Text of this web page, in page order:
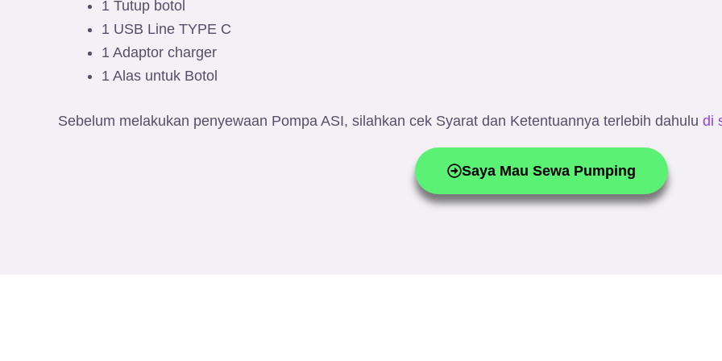
1 Tutup botol
1 USB Line TYPE C
1 Adaptor charger
1 Alas untuk Botol
Sebelum melakukan penyewaan Pompa ASI, silahkan cek Syarat dan Ketentuannya terlebih dahulu di
Saya Mau Sewa Pumping